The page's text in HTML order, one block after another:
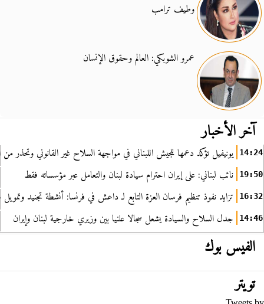
وطيف ترامب
عمرو الشوبكي: العالم وحقوق الإنسان
آخر الأخبار
14:24 يونيفيل تؤكد دعمها للجيش اللبناني في مواجهة السلاح غير القانوني وتحذر من
19:50 نائب لبناني: على إيران احترام سيادة لبنان والتعامل عبر مؤسساته فقط
16:32 تزايد نفوذ تنظيم فرسان العزة التابع لـ داعش في فرنسا: أنشطة تجنيد
14:46 جدل السلاح والسيادة يشعل سجالا علنيا بين وزيري خارجية لبنان وإيران
الفيس بوك
تويتر